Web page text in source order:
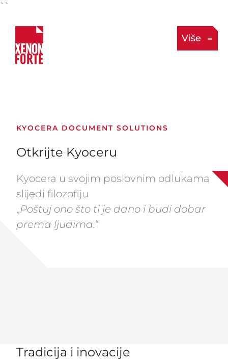
``
Više
KYOCERA DOCUMENT SOLUTIONS
Otkrijte Kyoceru
Kyocera u svojim poslovnim odlukama
slijedi filozofiju
„Poštuj ono što ti je dano i budi dobar
prema ljudima.“
Tradicija i inovacije